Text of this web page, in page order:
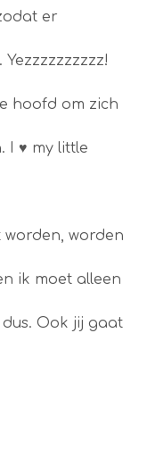
er
hoofd om zich
I ♥ my little
worden
ik moet alleen
dus. Ook jij gaat